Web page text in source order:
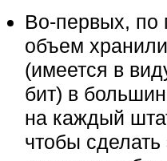
Во-первых, по
объем
(имеется в
бит) в
на каждый
чтобы